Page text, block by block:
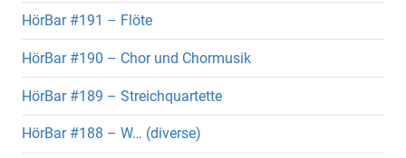
HörBar #191 – Flöte
HörBar #190 – Chor und Chormusik
HörBar #189 – Streichquartette
HörBar #188 – W… (diverse)